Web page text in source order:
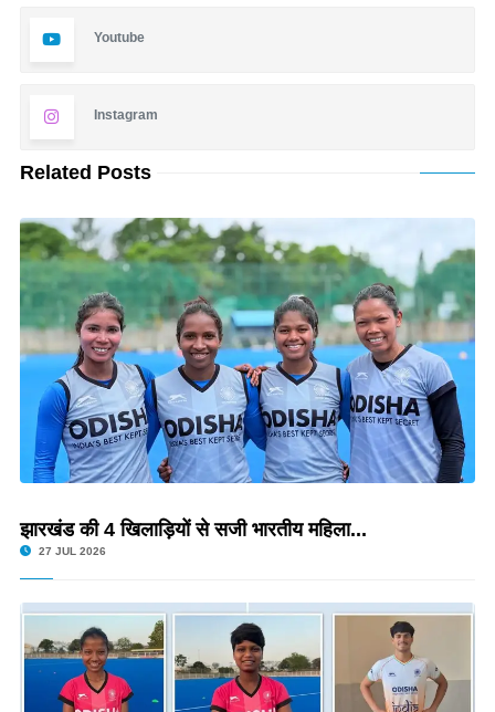
Youtube
Instagram
Related Posts
झारखंड की 4 खिलाड़ियों से सजी भारतीय महिला...
27 JUL 2026